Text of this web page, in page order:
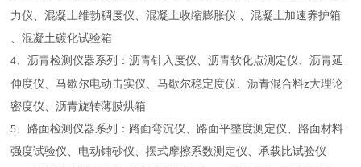
力仪、混凝土维勃稠度仪、混凝土收缩膨胀仪 、混凝土加速养护箱
、混凝土碳化试验箱
4、沥青检测仪器系列：沥青针入度仪、沥青软化点测定仪、沥青延
伸度仪、马歇尔电动击实仪、马歇尔稳定度仪、沥青混合料z大理论
密度仪、沥青旋转薄膜烘箱
5、路面检测仪器系列：路面弯沉仪、路面平整度测定仪、路面材料
强度试验仪、电动铺砂仪、摆式摩擦系数测定仪、承载比试验仪